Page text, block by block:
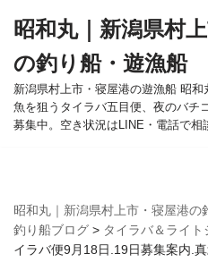
ン
テ
ン
ツ
ッ
プ
昭和丸｜新潟県村
の釣り船・遊漁船
新潟県村上市・寝屋港の遊漁船 昭和
魚を狙うタイラバ五目便、夜のバチ
募集中。空き状況はLINE・電話で相
昭和丸｜新潟県村上市・寝屋港の
釣り船ブログ > タイラバ＆ライト
イラバ便9月18日.19日募集案内.